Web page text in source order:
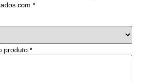
com *
produto *